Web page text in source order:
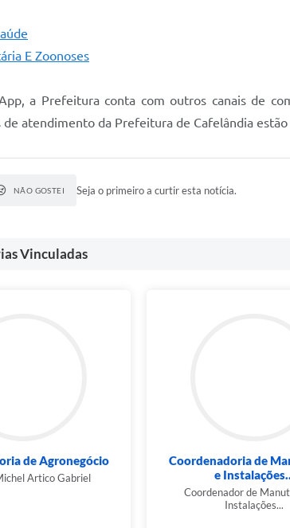
E Zoonoses
a Prefeitura conta com outros canais de
de atendimento da Prefeitura de Cafelândia
NÃO GOSTEI Seja o primeiro a curtir esta notícia.
Vinculadas
de Agronegócio
Artico Gabriel
Coordenadoria de
e
Coordenador de
Instalações...